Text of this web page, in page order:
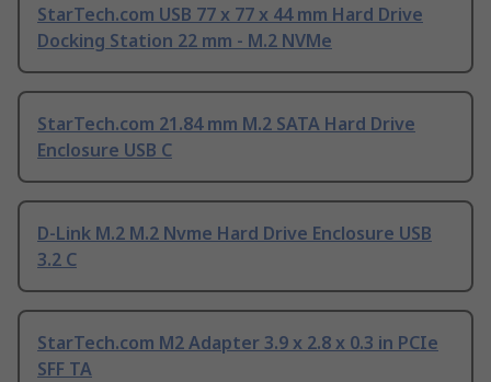
StarTech.com USB 77 x 77 x 44 mm Hard Drive
Docking Station 22 mm - M.2 NVMe
StarTech.com 21.84 mm M.2 SATA Hard Drive
Enclosure USB C
D-Link M.2 M.2 Nvme Hard Drive Enclosure USB
3.2 C
StarTech.com M2 Adapter 3.9 x 2.8 x 0.3 in PCIe
SFF TA